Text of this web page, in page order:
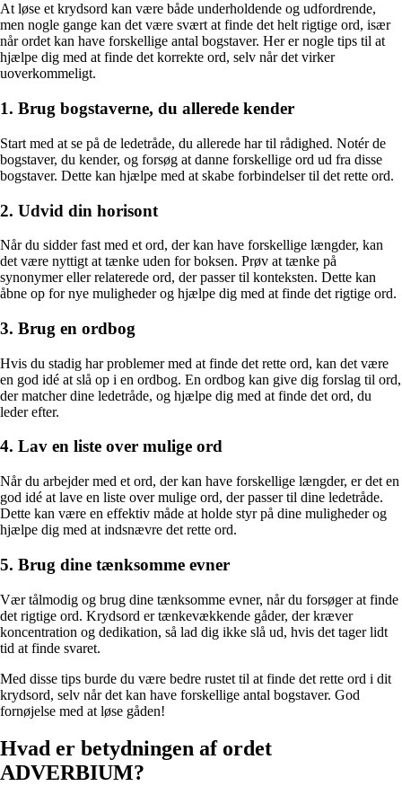
At løse et krydsord kan være både underholdende og udfordrende,
men nogle gange kan det være svært at finde det helt rigtige ord, især
når ordet kan have forskellige antal bogstaver. Her er nogle tips til at
hjælpe dig med at finde det korrekte ord, selv når det virker
uoverkommeligt.
1. Brug bogstaverne, du allerede kender
Start med at se på de ledetråde, du allerede har til rådighed. Notér de
bogstaver, du kender, og forsøg at danne forskellige ord ud fra disse
bogstaver. Dette kan hjælpe med at skabe forbindelser til det rette ord.
2. Udvid din horisont
Når du sidder fast med et ord, der kan have forskellige længder, kan
det være nyttigt at tænke uden for boksen. Prøv at tænke på
synonymer eller relaterede ord, der passer til konteksten. Dette kan
åbne op for nye muligheder og hjælpe dig med at finde det rigtige ord.
3. Brug en ordbog
Hvis du stadig har problemer med at finde det rette ord, kan det være
en god idé at slå op i en ordbog. En ordbog kan give dig forslag til ord,
der matcher dine ledetråde, og hjælpe dig med at finde det ord, du
leder efter.
4. Lav en liste over mulige ord
Når du arbejder med et ord, der kan have forskellige længder, er det en
god idé at lave en liste over mulige ord, der passer til dine ledetråde.
Dette kan være en effektiv måde at holde styr på dine muligheder og
hjælpe dig med at indsnævre det rette ord.
5. Brug dine tænksomme evner
Vær tålmodig og brug dine tænksomme evner, når du forsøger at finde
det rigtige ord. Krydsord er tænkevækkende gåder, der kræver
koncentration og dedikation, så lad dig ikke slå ud, hvis det tager lidt
tid at finde svaret.
Med disse tips burde du være bedre rustet til at finde det rette ord i dit
krydsord, selv når det kan have forskellige antal bogstaver. God
fornøjelse med at løse gåden!
Hvad er betydningen af ordet
ADVERBIUM?